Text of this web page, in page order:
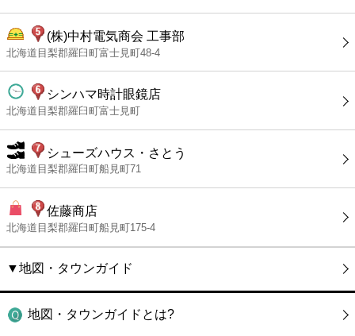
(株)中村電気商会 工事部
北海道目梨郡羅臼町富士見町48-4
シンハマ時計眼鏡店
北海道目梨郡羅臼町富士見町
シューズハウス・さとう
北海道目梨郡羅臼町船見町71
佐藤商店
北海道目梨郡羅臼町船見町175-4
▼地図・タウンガイド
地図・タウンガイドとは?